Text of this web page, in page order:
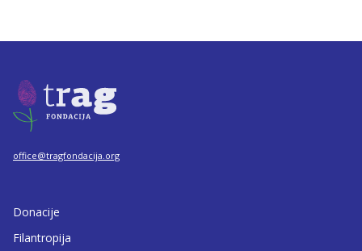
office@tragfondacija.org
Donacije
Filantropija